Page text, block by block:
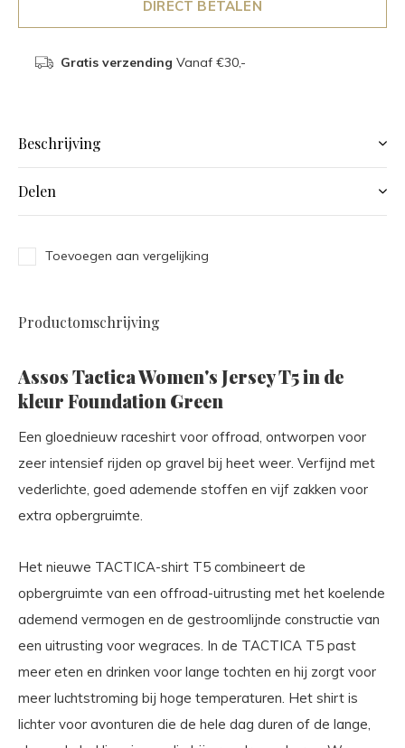
DIRECT BETALEN
Gratis verzending Vanaf €30,-
Beschrijving
Delen
Toevoegen aan vergelijking
Productomschrijving
Assos Tactica Women's Jersey T5 in de
kleur Foundation Green
Een gloednieuw raceshirt voor offroad, ontworpen voor
zeer intensief rijden op gravel bij heet weer. Verfijnd met
vederlichte, goed ademende stoffen en vijf zakken voor
extra opbergruimte.
Het nieuwe TACTICA-shirt T5 combineert de
opbergruimte van een offroad-uitrusting met het koelende
ademend vermogen en de gestroomlijnde constructie van
een uitrusting voor wegraces. In de TACTICA T5 past
meer eten en drinken voor lange tochten en hij zorgt voor
meer luchtstroming bij hoge temperaturen. Het shirt is
lichter voor avonturen die de hele dag duren of de lange,